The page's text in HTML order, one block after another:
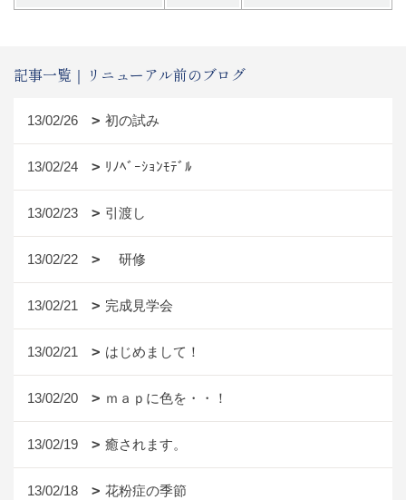
記事一覧｜リニューアル前のブログ
13/02/26 初の試み
13/02/24 ﾘﾉﾍﾞｰｼｮﾝﾓﾃﾞﾙ
13/02/23 引渡し
13/02/22 研修
13/02/21 完成見学会
13/02/21 はじめまして！
13/02/20 ｍａｐに色を・・！
13/02/19 癒されます。
13/02/18 花粉症の季節